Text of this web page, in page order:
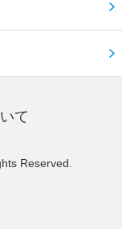
て
Reserved.